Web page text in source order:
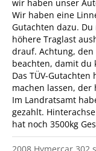
wir haben unser
Wir haben eine
Gutachten dazu.
höhere Traglast
drauf. Achtung,
beachten, damit du
Das TÜV-
machen lassen,
Im Landratsamt
gezahlt.
hat noch 3500kg